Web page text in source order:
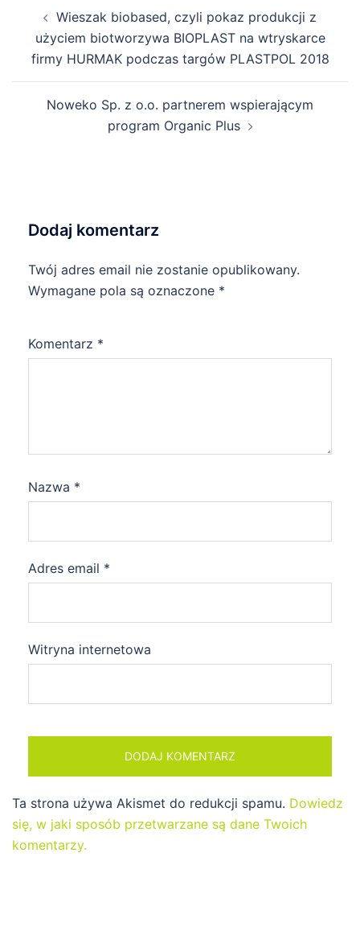
wpisuWieszak biobased, czyli pokaz produkcji z
użyciem biotworzywa BIOPLAST na wtryskarce
firmy HURMAK podczas targów PLASTPOL 2018
Noweko Sp. z o.o. partnerem wspierającym
program Organic Plus
Dodaj komentarz
Twój adres email nie zostanie opublikowany.
Wymagane pola są oznaczone *
Komentarz *
Nazwa *
Adres email *
Witryna internetowa
Ta strona używa Akismet do redukcji spamu. Dowiedz
się, w jaki sposób przetwarzane są dane Twoich
komentarzy.